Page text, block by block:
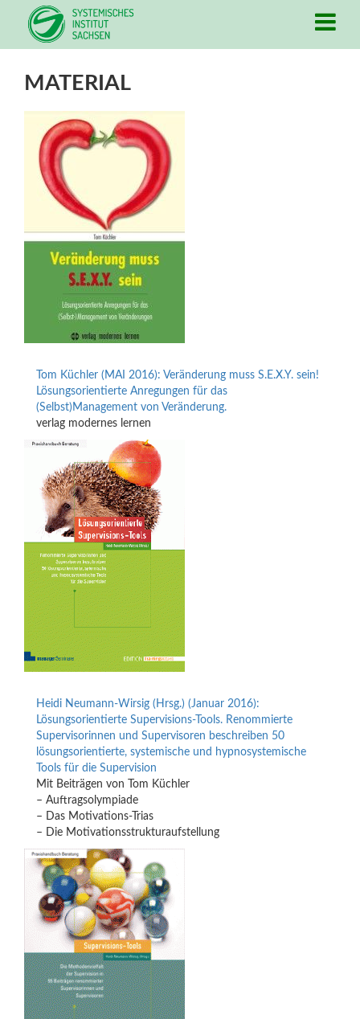
MATERIAL
Tom Küchler (MAI 2016): Veränderung muss S.E.X.Y. sein!
Lösungsorientierte Anregungen für das
(Selbst)Management von Veränderung.
verlag modernes lernen
Heidi Neumann-Wirsig (Hrsg.) (Januar 2016):
Lösungsorientierte Supervisions-Tools. Renommierte
Supervisorinnen und Supervisoren beschreiben 50
lösungsorientierte, systemische und hypnosystemische
Tools für die Supervision
Mit Beiträgen von Tom Küchler
– Auftragsolympiade
– Das Motivations-Trias
– Die Motivationsstrukturaufstellung